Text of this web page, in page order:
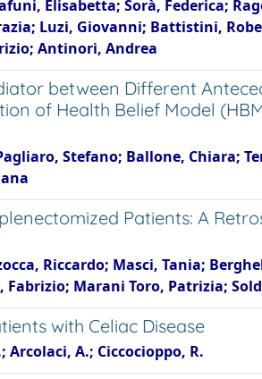
Elisabetta; Sorà, Federica;
Luzi, Giovanni; Battistini,
Antinori, Andrea
between Different
of Health Belief Model
Stefano; Ballone, Chiara;
Patients: A
Riccardo; Masci, Tania;
Fabrizio; Marani Toro, Patrizia;
with Celiac Disease
Arcolaci, A.; Ciccocioppo, R.